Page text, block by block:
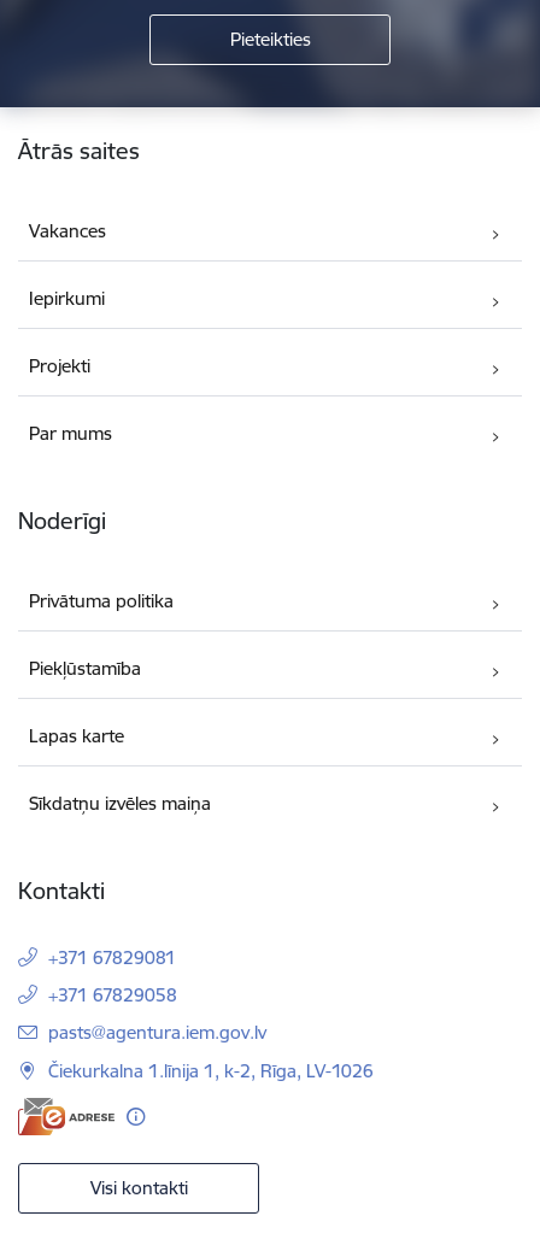
Kājene
Ātrās saites
Vakances
Iepirkumi
Projekti
Par mums
Noderīgi
Privātuma politika
Piekļūstamība
Lapas karte
Sīkdatņu izvēles maiņa
Kontakti
+371 67829081
+371 67829058
E-pasts:
pasts@agentura.iem.gov.lv
Čiekurkalna 1.līnija 1, k-2, Rīga, LV-1026
Visi kontakti